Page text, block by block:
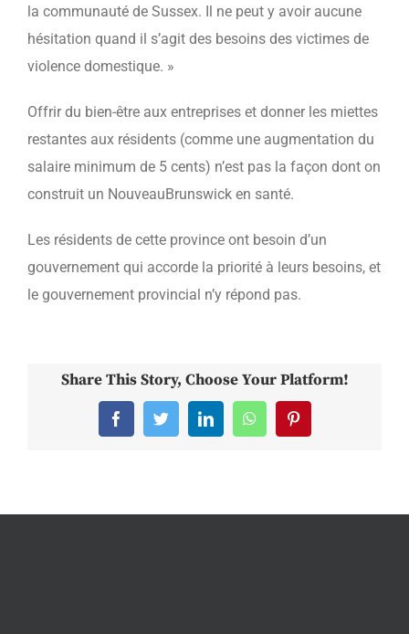
la communauté de Sussex. Il ne peut y avoir aucune
hésitation quand il s’agit des besoins des victimes de
violence domestique. »
Offrir du bien-être aux entreprises et donner les miettes
restantes aux résidents (comme une augmentation du
salaire minimum de 5 cents) n’est pas la façon dont on
construit un NouveauBrunswick en santé.
Les résidents de cette province ont besoin d’un
gouvernement qui accorde la priorité à leurs besoins, et
le gouvernement provincial n’y répond pas.
Share This Story, Choose Your Platform!
FacebookTwitterLinkedInWhatsAppPinterest